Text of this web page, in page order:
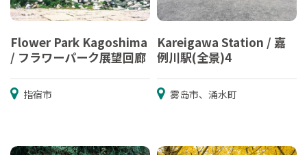
Flower Park Kagoshima
/ フラワーパーク展望回廊
指宿市
Kareigawa Station / 嘉
例川駅(全景)4
雾岛市、涌水町